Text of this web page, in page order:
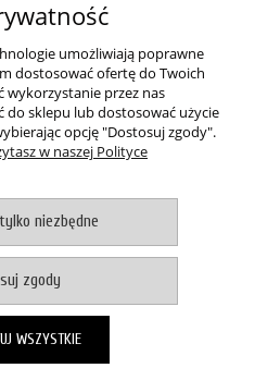
terenie UE
KONTO
I DOSTAWA
umożliwiają poprawne
dostosować ofertę do Twoich
wykorzystanie przez nas
do sklepu lub dostosować użycie
opcję "Dostosuj zgody".
w naszej Polityce
niezbędne
zgody
WSZYSTKIE